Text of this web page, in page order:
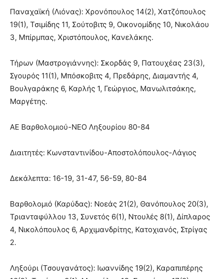
Παναχαϊκή (Λιόνας): Χρονόπουλος 14(2), Χατζόπουλος
19(1), Τσιμίδης 11, Σούτοβιτς 9, Οικονομίδης 10, Νικολάου
3, Μπίρμπας, Χριστόπουλος, Κανελάκης.
Τήρων (Μαστρογιάννης): Σκορδάς 9, Πατουχέας 23(3),
Σγουρός 11(1), Μπόσκοβιτς 4, Πρεδάρης, Διαμαντής 4,
Βουλγαράκης 6, Καρλής 1, Γεώργιος, Μανωλιτσάκης,
Μαργέτης.
ΑΕ Βαρθολομιού-ΝΕΟ Ληξουρίου 80-84
Διαιτητές: Κωνσταντινίδου-Αποστολόπουλος-Λάγιος
Δεκάλεπτα: 16-19, 31-47, 56-59, 80-84
Βαρθολομιό (Καρύδας): Νοεάς 21(2), Θανόπουλος 20(3),
Τριανταφύλλου 13, Συνετός 6(1), Ντουλές 8(1), Δίπλαρος
4, Νικολόπουλος 6, Αρχιμανδρίτης, Κατοχιανός, Στρίγας
2.
Ληξούρι (Τσουγανάτος): Ιωαννίδης 19(2), Καραπιπέρης